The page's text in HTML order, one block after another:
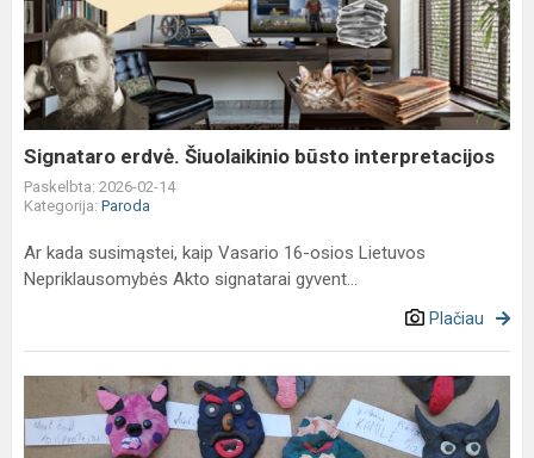
Šiuolaikinio
būsto
interpretacijos
Signataro erdvė. Šiuolaikinio būsto interpretacijos
Paskelbta: 2026-02-14
Kategorija: Paroda
Ar kada susimąstei, kaip Vasario 16-osios Lietuvos
Nepriklausomybės Akto signatarai gyvent...
Plačiau
Užgavėnių
kaukės
kitaip